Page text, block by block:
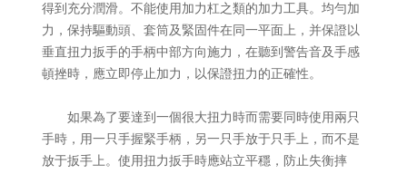
得到充分潤滑。不能使用加力杠之類的加力工具。均勻加
力，保持驅動頭、套筒及緊固件在同一平面上，并保證以
垂直扭力扳手的手柄中部方向施力，在聽到警告音及手感
頓挫時，應立即停止加力，以保證扭力的正確性。
如果為了要達到一個很大扭力時而需要同時使用兩只
手時，用一只手握緊手柄，另一只手放于只手上，而不是
放于扳手上。使用扭力扳手時應站立平穩，防止失衡摔